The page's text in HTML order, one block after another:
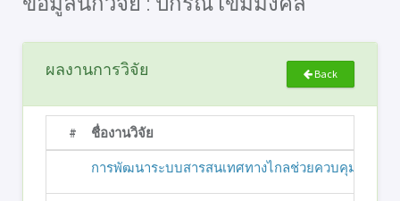
ผลงานการวิจัย Back
# ชื่องานวิจัย
การพัฒนาระบบสารสนเทศทางไกลช่วยควบคุมงานก่